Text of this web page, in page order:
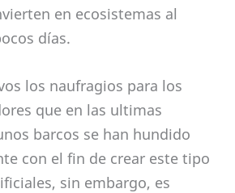
en ecosistemas al
días.
los naufragios para los
que en las ultimas
barcos se han hundido
con el fin de crear este tipo
sin embargo, es